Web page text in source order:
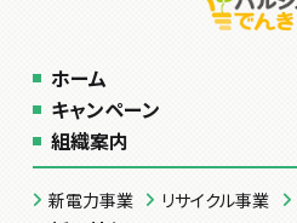
ホーム
キャンペーン
組織案内
新電力事業 リサイクル事業